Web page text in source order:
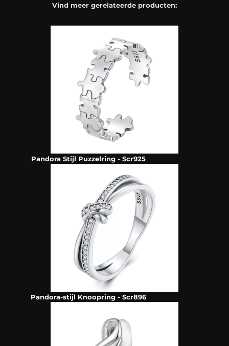
Vind meer gerelateerde producten:
Pandora Stijl Puzzelring - Scr925
Pandora-stijl Knoopring - Scr896